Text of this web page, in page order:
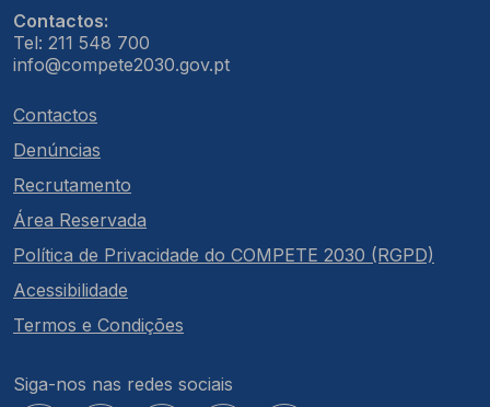
Contactos:
Tel: 211 548 700
info@compete2030.gov.pt
Contactos
Denúncias
Recrutamento
Área Reservada
Política de Privacidade do COMPETE 2030 (RGPD)
Acessibilidade
Termos e Condições
Siga-nos nas redes sociais